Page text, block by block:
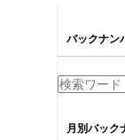
バックナン
月別バック